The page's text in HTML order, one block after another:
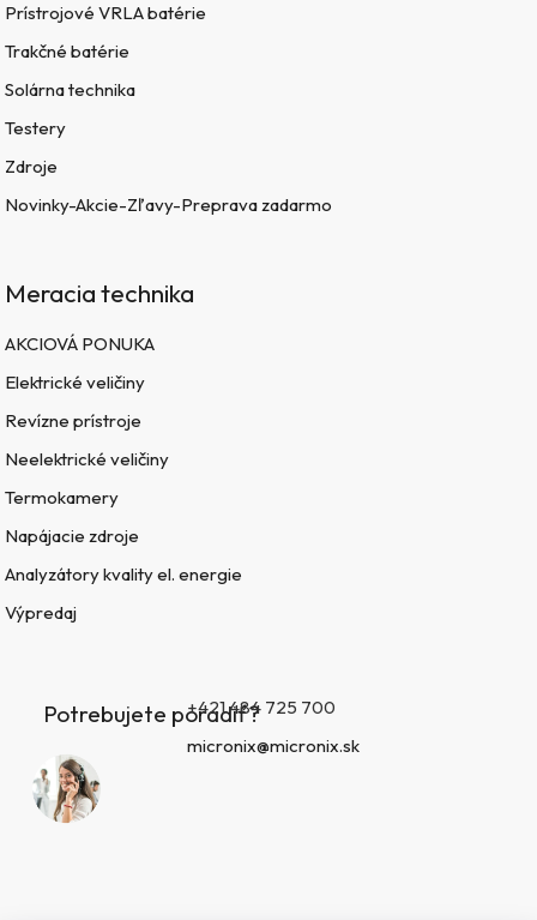
Prístrojové VRLA batérie
Trakčné batérie
Solárna technika
Testery
Zdroje
Novinky-Akcie-Zľavy-Preprava zadarmo
Meracia technika
AKCIOVÁ PONUKA
Elektrické veličiny
Revízne prístroje
Neelektrické veličiny
Termokamery
Napájacie zdroje
Analyzátory kvality el. energie
Výpredaj
Potrebujete poradiť?+421 484 725 700
micronix@micronix.sk